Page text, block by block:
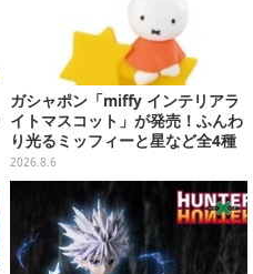
ガシャポン「miffy インテリアラ
イトマスコット」が発売！ふんわ
り光るミッフィーと星など全4種
ラインナップ
2026.8.6